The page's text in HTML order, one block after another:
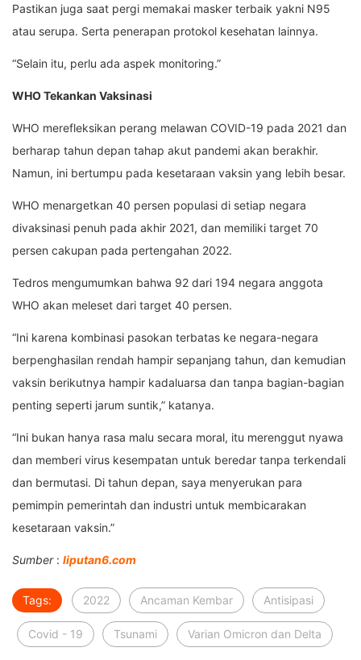
Pastikan juga saat pergi memakai masker terbaik yakni N95
atau serupa. Serta penerapan protokol kesehatan lainnya.
“Selain itu, perlu ada aspek monitoring.”
WHO Tekankan Vaksinasi
WHO merefleksikan perang melawan COVID-19 pada 2021 dan
berharap tahun depan tahap akut pandemi akan berakhir.
Namun, ini bertumpu pada kesetaraan vaksin yang lebih besar.
WHO menargetkan 40 persen populasi di setiap negara
divaksinasi penuh pada akhir 2021, dan memiliki target 70
persen cakupan pada pertengahan 2022.
Tedros mengumumkan bahwa 92 dari 194 negara anggota
WHO akan meleset dari target 40 persen.
“Ini karena kombinasi pasokan terbatas ke negara-negara
berpenghasilan rendah hampir sepanjang tahun, dan kemudian
vaksin berikutnya hampir kadaluarsa dan tanpa bagian-bagian
penting seperti jarum suntik,” katanya.
“Ini bukan hanya rasa malu secara moral, itu merenggut nyawa
dan memberi virus kesempatan untuk beredar tanpa terkendali
dan bermutasi. Di tahun depan, saya menyerukan para
pemimpin pemerintah dan industri untuk membicarakan
kesetaraan vaksin.”
Sumber: liputan6.com
Tags: 2022 Ancaman Kembar Antisipasi
Covid - 19 Tsunami Varian Omicron dan Delta